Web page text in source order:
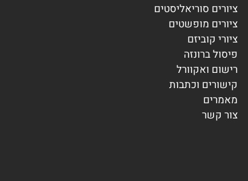
ציורים סוריאליסטים
ציורים מופשטים
ציורי קוביזם
פיסול ברונזה
רישום ואקוורל
קישורים וכתבות
מאמרים
צור קשר